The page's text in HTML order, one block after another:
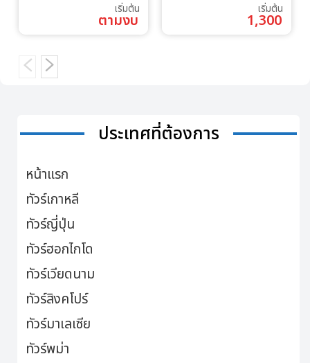
เริ่มต้น
ตามงบ
เริ่มต้น
1,300
ประเทศที่ต้องการ
หน้าแรก
ทัวร์เกาหลี
ทัวร์ญี่ปุ่น
ทัวร์ฮอกไกโด
ทัวร์เวียดนาม
ทัวร์สิงคโปร์
ทัวร์มาเลเซีย
ทัวร์พม่า